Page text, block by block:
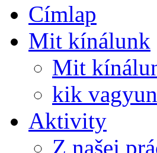
Címlap
Mit kínálunk
Mit
kik
Aktivity
Z našej